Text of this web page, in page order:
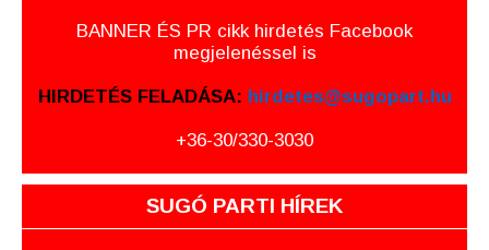
BANNER ÉS PR cikk hirdetés Facebook
megjelenéssel is
HIRDETÉS FELADÁSA: hirdetes@sugopart.hu
+36-30/330-3030
SUGÓ PARTI HÍREK